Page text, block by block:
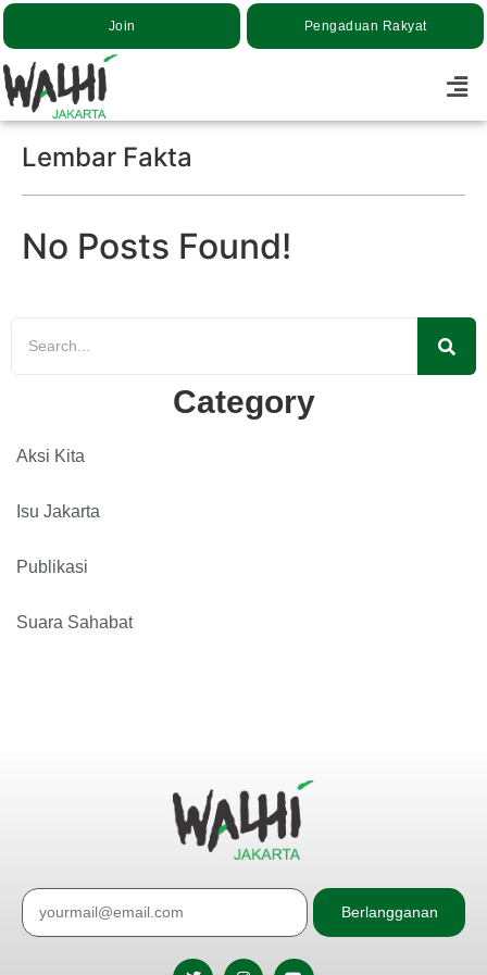
Join Pengaduan Rakyat
Lembar Fakta
No Posts Found!
Category
Aksi Kita
Isu Jakarta
Publikasi
Suara Sahabat
Berlangganan